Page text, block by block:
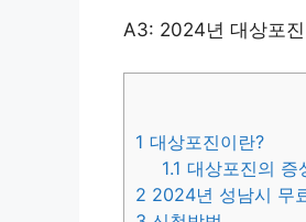
A3: 2024년 대상포
1 대상포진이란?
1.1 대상포진의 증
2 2024년 성남시 무